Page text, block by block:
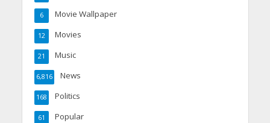
Movie Wallpaper
6
Movies
12
Music
21
News
6,816
Politics
168
Popular
61